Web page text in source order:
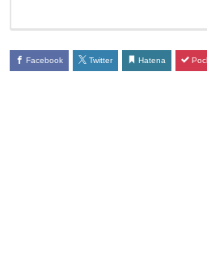
い
魚
Facebook Twitter Hatena